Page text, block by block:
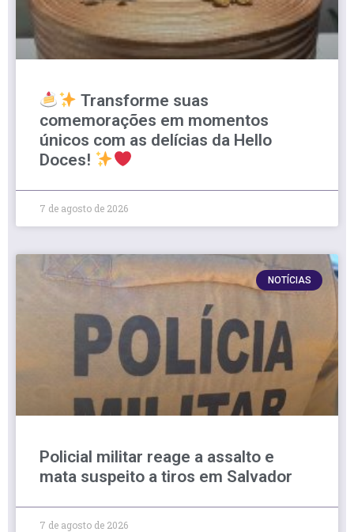
Transforme suas
comemorações em momentos
únicos com as delícias da Hello
Doces!
7 de agosto de 2026
NOTÍCIAS
Policial militar reage a assalto e
mata suspeito a tiros em Salvador
7 de agosto de 2026